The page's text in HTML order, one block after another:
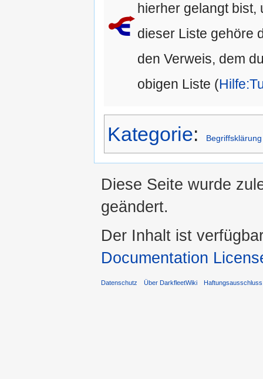
hierher gelangt bist,
dieser Liste gehöre
den Verweis, dem
obigen Liste (
Kategorie: Begriffsklärung
Diese Seite wurde
geändert.
Der Inhalt ist
Documentation
Datenschutz Über DarkfleetWiki Haftungsausschluss